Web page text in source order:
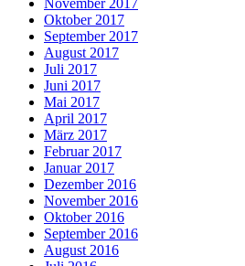
Oktober 2017
September 2017
August 2017
Juli 2017
Juni 2017
Mai 2017
April 2017
März 2017
Februar 2017
Januar 2017
Dezember 2016
November 2016
Oktober 2016
September 2016
August 2016